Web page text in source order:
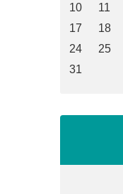
10
11
17
18
24
25
31